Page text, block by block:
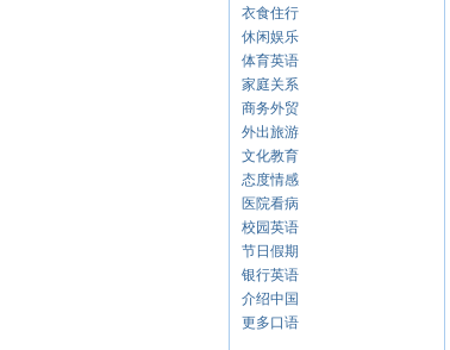
衣食住行
休闲娱乐
体育英语
家庭关系
商务外贸
外出旅游
文化教育
态度情感
医院看病
校园英语
节日假期
银行英语
介绍中国
更多口语